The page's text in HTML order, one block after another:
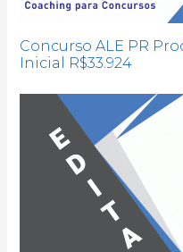
Concurso ALE PR
Inicial R$33.924